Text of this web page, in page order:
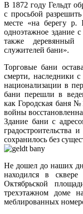
В 1872 году Гельдт
с просьбой
месте «на берегу р.
одноэтажное здание
также
служителей бани».
Торговые бани
смерти, наследники
национализации в
бани перешли в
как Городская баня
войны
Здание бани с
градостроительства
сохранилось без
Не дошел до наших
находился в
Октябрьской
трехэтажном доме
меблированных